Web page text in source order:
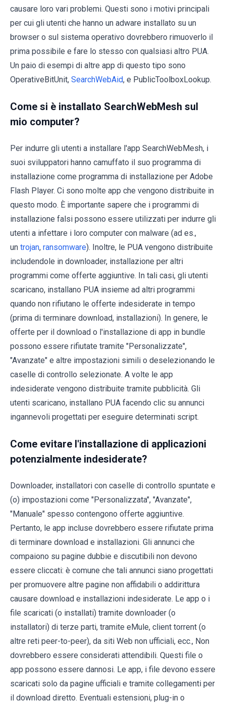
causare loro vari problemi. Questi sono i motivi principali
per cui gli utenti che hanno un adware installato su un
browser o sul sistema operativo dovrebbero rimuoverlo il
prima possibile e fare lo stesso con qualsiasi altro PUA.
Un paio di esempi di altre app di questo tipo sono
OperativeBitUnit, SearchWebAid, e PublicToolboxLookup.
Come si è installato SearchWebMesh sul
mio computer?
Per indurre gli utenti a installare l'app SearchWebMesh, i
suoi sviluppatori hanno camuffato il suo programma di
installazione come programma di installazione per Adobe
Flash Player. Ci sono molte app che vengono distribuite in
questo modo. È importante sapere che i programmi di
installazione falsi possono essere utilizzati per indurre gli
utenti a infettare i loro computer con malware (ad es.,
un trojan, ransomware). Inoltre, le PUA vengono distribuite
includendole in downloader, installazione per altri
programmi come offerte aggiuntive. In tali casi, gli utenti
scaricano, installano PUA insieme ad altri programmi
quando non rifiutano le offerte indesiderate in tempo
(prima di terminare download, installazioni). In genere, le
offerte per il download o l'installazione di app in bundle
possono essere rifiutate tramite "Personalizzate",
"Avanzate" e altre impostazioni simili o deselezionando le
caselle di controllo selezionate. A volte le app
indesiderate vengono distribuite tramite pubblicità. Gli
utenti scaricano, installano PUA facendo clic su annunci
ingannevoli progettati per eseguire determinati script.
Come evitare l'installazione di applicazioni
potenzialmente indesiderate?
Downloader, installatori con caselle di controllo spuntate e
(o) impostazioni come "Personalizzata", "Avanzate",
"Manuale" spesso contengono offerte aggiuntive.
Pertanto, le app incluse dovrebbero essere rifiutate prima
di terminare download e installazioni. Gli annunci che
compaiono su pagine dubbie e discutibili non devono
essere cliccati: è comune che tali annunci siano progettati
per promuovere altre pagine non affidabili o addirittura
causare download e installazioni indesiderate. Le app o i
file scaricati (o installati) tramite downloader (o
installatori) di terze parti, tramite eMule, client torrent (o
altre reti peer-to-peer), da siti Web non ufficiali, ecc., Non
dovrebbero essere considerati attendibili. Questi file o
app possono essere dannosi. Le app, i file devono essere
scaricati solo da pagine ufficiali e tramite collegamenti per
il download diretto. Eventuali estensioni, plug-in o